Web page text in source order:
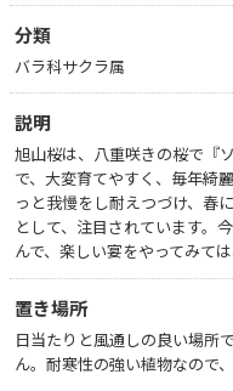
分類
バラ科サクラ属
説明
旭山桜は、八重咲きの桜で『
で、大変育てやすく、毎年綺
っと我慢をし耐えつづけ、春
として、注目されています。
んで、楽しい宴をやってみて
置き場所
日当たりと風通しの良い場所
ん。耐寒性の強い植物なので